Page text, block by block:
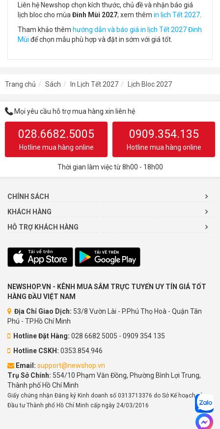
Liên hệ Newshop chọn kích thước, chủ đề và nhận báo giá
lịch bloc cho mùa Đinh Mùi 2027; xem thêm in lịch Tết 2027
Tham khảo thêm hướng dẫn và báo giá in lịch Tết 2027 Đinh
Mùi để chọn mẫu phù hợp và đặt in sớm với giá tốt.
Trang chủ Sách In Lịch Tết 2027 Lịch Bloc 2027
Mọi yêu cầu hỗ trợ mua hàng xin liên hệ
028.6682.5005
Hotline mua hàng online
0909.354.135
Hotline mua hàng online
Thời gian làm việc từ 8h00 - 18h00
CHÍNH SÁCH
KHÁCH HÀNG
HỖ TRỢ KHÁCH HÀNG
NEWSHOP.VN - KÊNH MUA SẮM TRỰC TUYẾN UY TÍN GIÁ TỐT
HÀNG ĐẦU VIỆT NAM
Địa Chỉ Giao Dịch: 53/8 Vườn Lài - P.Phú Thọ Hoà - Quận Tân
Phú - TP.Hồ Chí Minh
Hotline Đặt Hàng: 028 6682 5005 - 0909 354 135
Hotline CSKH: 0353.854.946
Email: support@newshop.vn
Trụ Sở Chính: 554/10 Phạm Văn Đồng, Phường Bình Lợi Trung,
Thành phố Hồ Chí Minh
Giấy chứng nhận Đăng ký Kinh doanh số 0313713376 do Sở Kế hoạch và
Đầu tư Thành phố Hồ Chí Minh cấp ngày 24/03/2016